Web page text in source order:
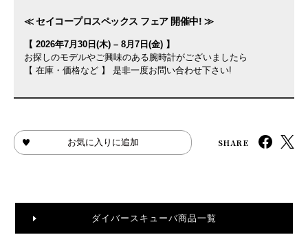
≪ セイコープロスペックス フェア 開催中! ≫
【 2026年7月30日(木) – 8月7日(金) 】
お探しのモデルやご興味のある腕時計がございましたら
【 在庫・価格など 】 是非一度お問い合わせ下さい!
お気に入りに追加 SHARE
ダイバースキューバ商品一覧